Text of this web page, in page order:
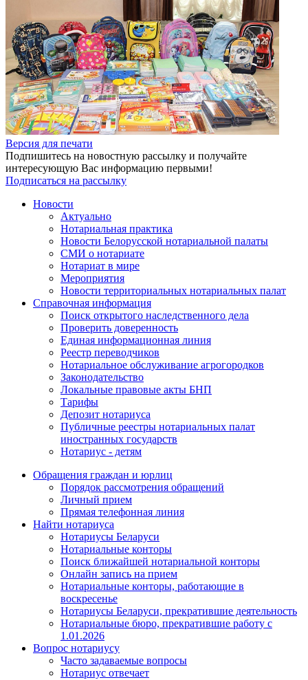
Версия для печати
Подпишитесь на новостную рассылку и получайте
интересующую Вас информацию первыми!
Подписаться на рассылку
Новости
Актуально
Нотариальная практика
Новости Белорусской нотариальной палаты
СМИ о нотариате
Нотариат в мире
Мероприятия
Новости территориальных нотариальных палат
Справочная информация
Поиск открытого наследственного дела
Проверить доверенность
Единая информационная линия
Реестр переводчиков
Нотариальное обслуживание агрогородков
Законодательство
Локальные правовые акты БНП
Тарифы
Депозит нотариуса
Публичные реестры нотариальных палат
иностранных государств
Нотариус - детям
Обращения граждан и юрлиц
Порядок рассмотрения обращений
Личный прием
Прямая телефонная линия
Найти нотариуса
Нотариусы Беларуси
Нотариальные конторы
Поиск ближайшей нотариальной конторы
Онлайн запись на прием
Нотариальные конторы, работающие в
воскресенье
Нотариусы Беларуси, прекратившие деятельность
Нотариальные бюро, прекратившие работу с
1.01.2026
Вопрос нотариусу
Часто задаваемые вопросы
Нотариус отвечает